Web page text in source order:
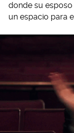
donde su
un espacio para